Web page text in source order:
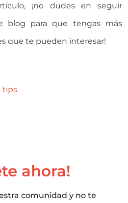
¡no dudes en seguir
blog para que tengas más
que te pueden interesar!
tips
ahora!
comunidad y no te